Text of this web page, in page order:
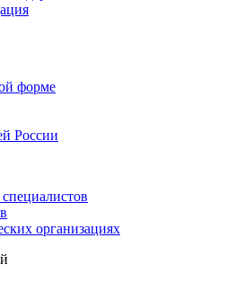
форме
России
организациях